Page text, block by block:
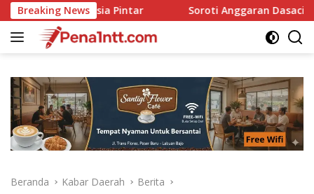
Langsung
ke
konten
Breaking News
Soroti Anggaran Dasacita NTT, Junaidin Mahasan
Beranda Kabar Daerah Berita